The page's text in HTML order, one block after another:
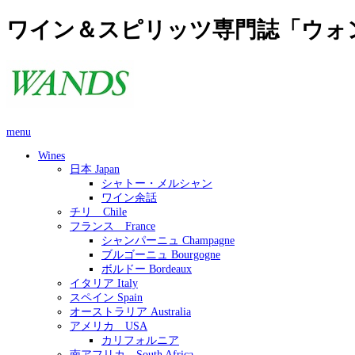
ワイン＆スピリッツ専門誌「ウォ
menu
Wines
日本 Japan
シャトー・メルシャン
ワイン余話
チリ Chile
フランス France
シャンパーニュ Champagne
ブルゴーニュ Bourgogne
ボルドー Bordeaux
イタリア Italy
スペイン Spain
オーストラリア Australia
アメリカ USA
カリフォルニア